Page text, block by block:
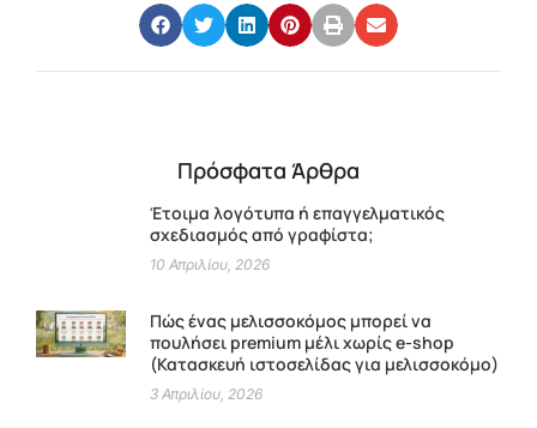
Πρόσφατα Άρθρα
Έτοιμα λογότυπα ή επαγγελματικός
σχεδιασμός από γραφίστα;
10 Απριλίου, 2026
Πώς ένας μελισσοκόμος μπορεί να
πουλήσει premium μέλι χωρίς e-shop
(Κατασκευή ιστοσελίδας για μελισσοκόμο)
3 Απριλίου, 2026